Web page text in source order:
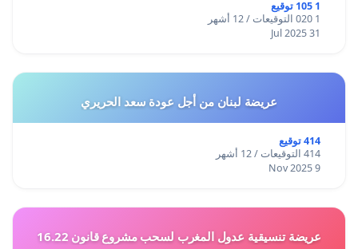
1 105 توقيع
1 020 التوقيعات / 12 أشهر
31 Jul 2025
عريضة لبنان من أجل عودة سعد الحريري
414 توقيع
414 التوقيعات / 12 أشهر
9 Nov 2025
عريضة تنسيقية عدول المغرب لسحب مشروع قانون 16.22